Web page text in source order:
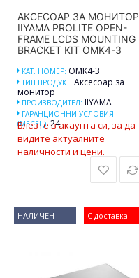
АКСЕСОАР ЗА МОНИТОР
IIYAMA PROLITE OPEN-
FRAME LCDS MOUNTING
BRACKET KIT OMK4-3
КАТ. НОМЕР: OMK4-3
ТИП ПРОДУКТ: Аксесоар за
монитор
ПРОИЗВОДИТЕЛ: IIYAMA
ГАРАНЦИОННИ УСЛОВИЯ
(МЕСЕЦ): 24
Влезте в акаунта си, за да
видите актуалните
наличности и цени.
С доставка
НАЛИЧЕН